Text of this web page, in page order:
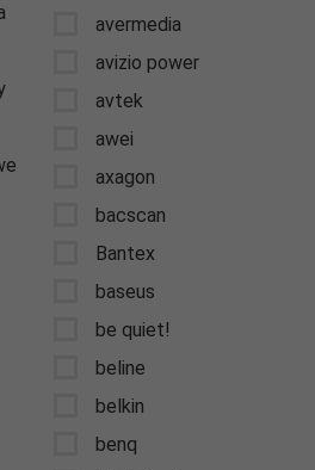
avermedia
avizio power
avtek
awei
axagon
bacscan
Bantex
baseus
be quiet!
beline
belkin
benq